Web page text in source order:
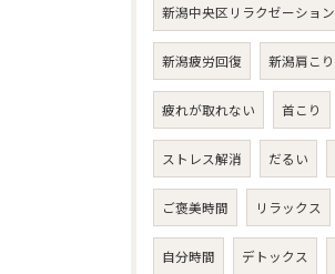
新潟中央区リラクゼーション
新潟疲労回復 新潟肩こり
疲れが取れない 首こり
ストレス解消 だるい
ご褒美時間 リラックス
自分時間 デトックス